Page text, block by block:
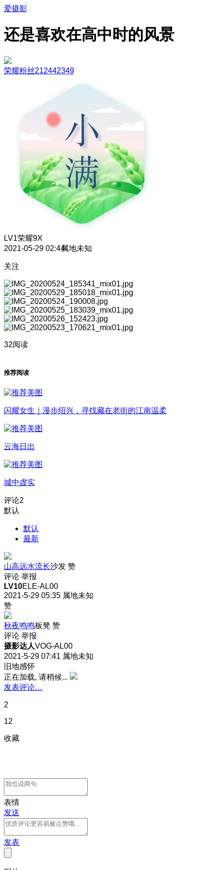
爱摄影
还是喜欢在高中时的风景
荣耀粉丝212442349
LV1荣耀9X
2021-05-29 02:44属地未知
关注
32阅读
推荐阅读
闪耀女生｜漫步绍兴，寻找藏在老街的江南温柔
云海日出
城中虚实
评论2
默认
默认
最新
山高远水流长沙发 赞
评论 举报
LV10ELE-AL00
2021-5-29 05:35 属地未知
赞
秋夜鸣鸣板凳 赞
评论 举报
摄影达人VOG-AL00
2021-5-29 07:41 属地未知
旧地感怀
正在加载, 请稍候...
发表评论…
2
12
收藏
表情
发送
发表